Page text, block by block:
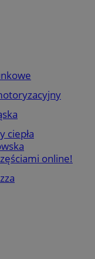
ciepła
online!